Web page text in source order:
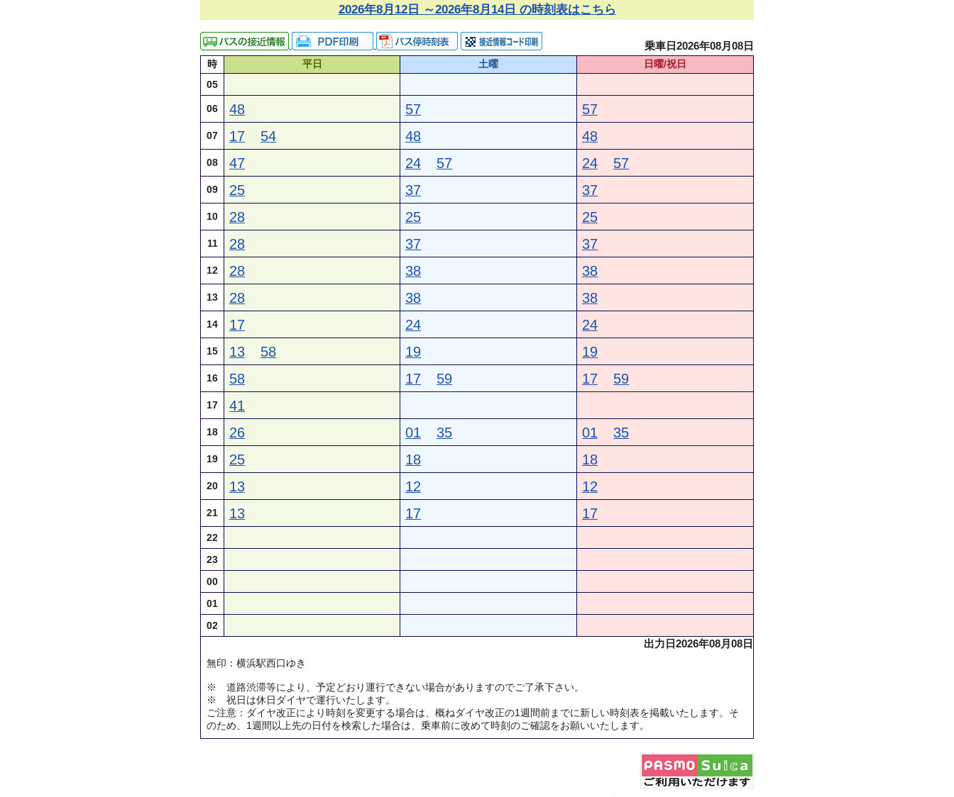
2026年8月12日 ～2026年8月14日 の時刻表はこちら
乗車日2026年08月08日
時 平日 土曜
日曜/祝日
05
06 48 57 57
07 17 54 48 48
08 47 24 57 24 57
09 25 37 37
10 28 25 25
11 28 37 37
12 28 38 38
13 28 38 38
14 17 24 24
15 13 58 19 19
16 58 17 59 17 59
17 41
18 26 01 35 01 35
19 25 18 18
20 13 12 12
21 13 17 17
22
23
00
01
02
出力日2026年08月08日
無印：横浜駅西口ゆき
※ 道路渋滞等により、予定どおり運行できない場合がありますのでご了承下さい。
※ 祝日は休日ダイヤで運行いたします。
ご注意：ダイヤ改正により時刻を変更する場合は、概ねダイヤ改正の1週間前までに新しい時刻表を掲載いたします。そ
のため、1週間以上先の日付を検索した場合は、乗車前に改めて時刻のご確認をお願いいたします。